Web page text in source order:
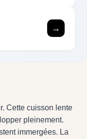
→
Cette cuisson lente
pleinement.
immergées. La